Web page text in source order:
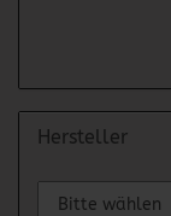
Hersteller